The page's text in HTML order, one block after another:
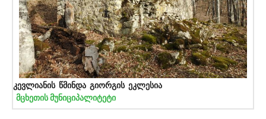
კევლიანის წმინდა გიორგის ეკლესია
მცხეთის მუნიციპალიტეტი